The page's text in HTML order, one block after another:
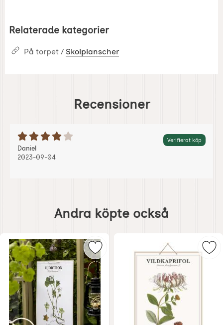
Relaterade kategorier
På torpet / Skolplanscher
Recensioner
Betyg: 4 Stjärnor av 5 Verifierat köp
Recension av:
Daniel, 2023-09-04
, 2023-09-04
2023-09-04
också
Andra köpte också
Markera monterad skolplansch